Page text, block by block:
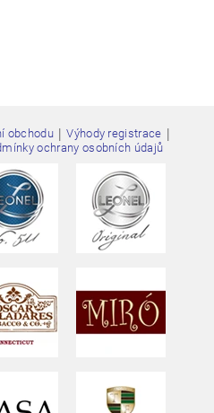
spodmínkami ochrany
obchodu | Výhody registrace |
ochrany osobních údajů